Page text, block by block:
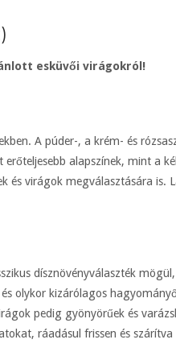
esküvői virágokról!
A púder-, a krém- és
alapszínek, mint a
és virágok megválasztására is.
dísznövényválaszték
olykor kizárólagos
pedig gyönyörűek és
ráadásul frissen és